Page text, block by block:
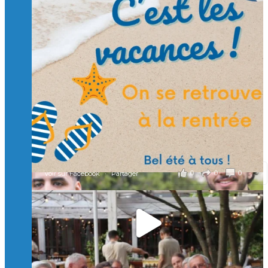
Charger plus Suivre sur Instagram
🙏 Soutenez l’Isep via la taxe d’apprentissage 2026
et contribuons ensemble à former les générations
d’ingénieurs de demain. 🙏
Merci à tous !
🎯 Taxe d’apprentissage 2026 : avec l'Isep, investissez pour
un numérique au service de l'humain !
À l’Isep, nous formons des ingénieurs, des bachelors, des
Mastères Spécialisés, qui allient excellence technologique et
valeurs humaines, au cœur de notre pro
...Voir plus
il y a 2 mois
0 0 0
Voir sur Facebook · Partager
🚀Afterwork à Genève 🚀
🥳 Le 22 avril dernier, 14 Alumni vivant / travaillant
en Suisse ont partagé un moment convivial de
retrouvailles et d'échanges !